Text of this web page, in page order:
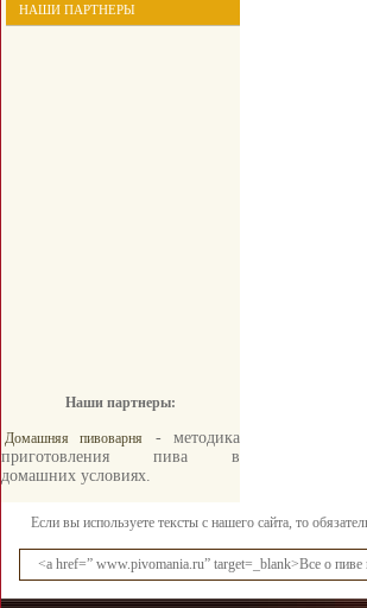
НАШИ ПАРТНЕРЫ
Наши партнеры:
Домашняя пивоварня
- методика
приготовления пива в
домашних условиях.
Если вы используете тексты с нашего сайта, то
<a href=” www.pivomania.ru” target=_blank>Все о пиве